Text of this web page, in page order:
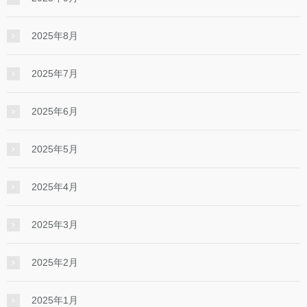
2025年8月
2025年7月
2025年6月
2025年5月
2025年4月
2025年3月
2025年2月
2025年1月